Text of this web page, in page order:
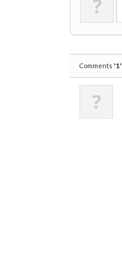
?
Comments '1'
?